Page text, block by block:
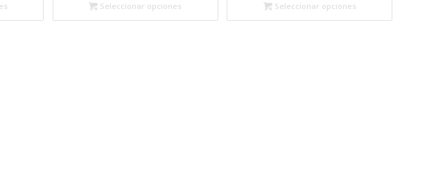
Seleccionar opciones Seleccionar opciones